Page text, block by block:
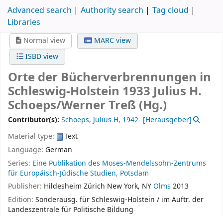
Advanced search Authority search
Tag cloud
Libraries
Normal view
MARC view
ISBD view
Orte der Bücherverbrennungen in
Schleswig-Holstein 1933 Julius H.
Schoeps/Werner Treß (Hg.)
Contributor(s): Schoeps, Julius H, 1942- [Herausgeber]
Material type:
Text
Language: German
Series: Eine Publikation des Moses-Mendelssohn-Zentrums
für Europäisch-Jüdische Studien, Potsdam
Publisher: Hildesheim Zürich New York, NYOlms 2013
Edition: Sonderausg. für Schleswig-Holstein / im Auftr. der
Landeszentrale für Politische Bildung